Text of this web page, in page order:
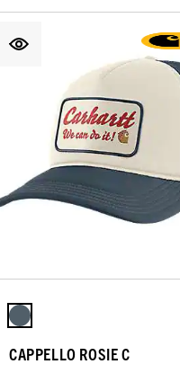
CAPPELLO ROSIE C